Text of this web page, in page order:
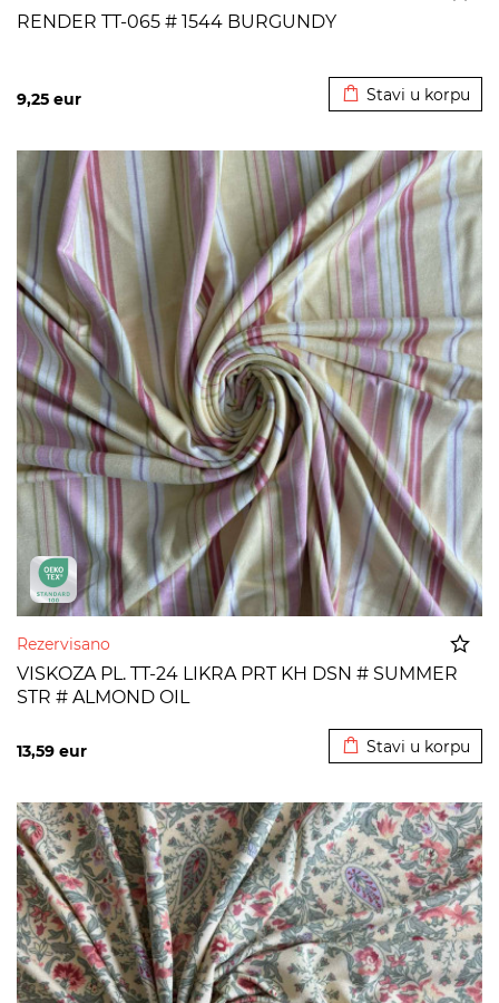
RENDER TT-065 # 1544 BURGUNDY
9,25 eur Stavi u korpu
Rezervisano
VISKOZA PL. TT-24 LIKRA PRT KH DSN # SUMMER
STR # ALMOND OIL
13,59 eur Stavi u korpu